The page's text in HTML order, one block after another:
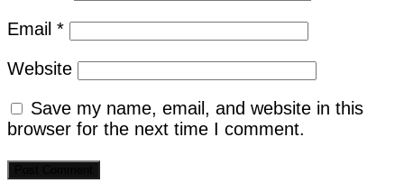
Email *
Website
Save my name, email, and website in this
browser for the next time I comment.